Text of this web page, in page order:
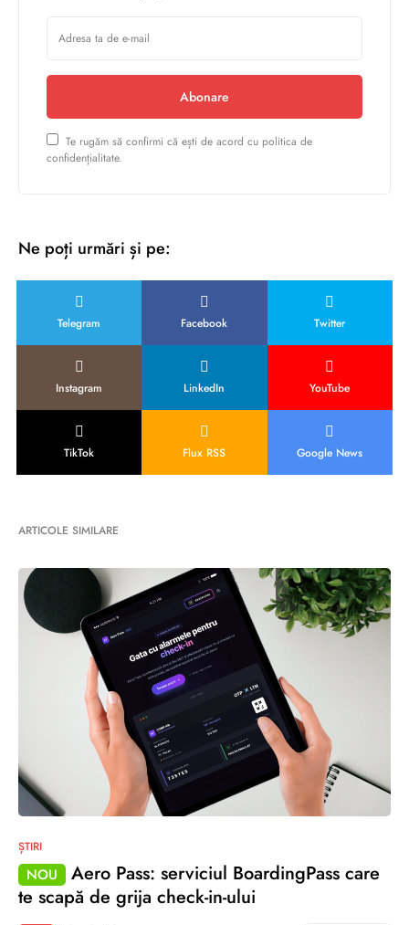
Abonare
Te rugăm să confirmi că ești de acord cu politica de
confidențialitate.
Ne poți urmări și pe:
Telegram Facebook Twitter
Instagram LinkedIn YouTube
TikTok Flux RSS Google News
ARTICOLE SIMILARE
ȘTIRI
NOU
Aero Pass: serviciul BoardingPass care
te scapă de grija check-in-ului